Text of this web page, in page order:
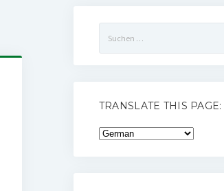
nach:
TRANSLATE THIS PAGE: